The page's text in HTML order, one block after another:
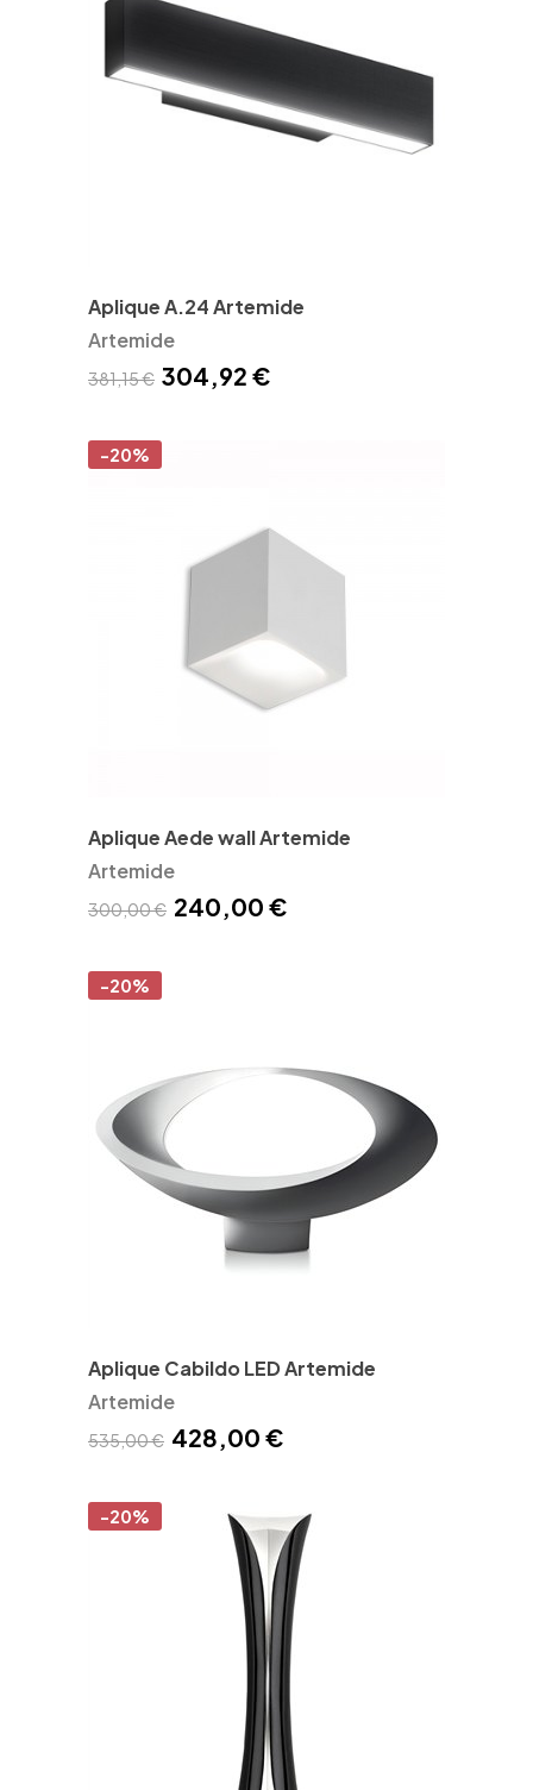
Aplique A.24 Artemide
Artemide
381,15 € 304,92 €
-20%
Aplique Aede wall Artemide
Artemide
300,00 € 240,00 €
-20%
Aplique Cabildo LED Artemide
Artemide
535,00 € 428,00 €
-20%